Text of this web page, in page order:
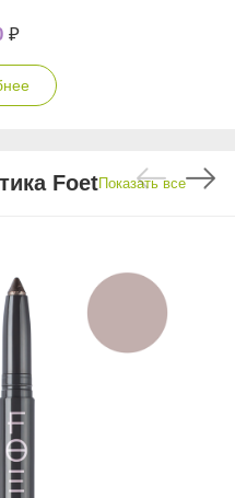
₽
FoetПоказать все